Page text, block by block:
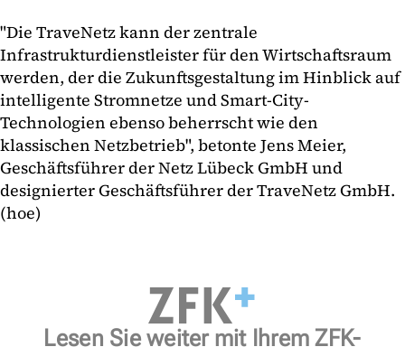
"Die TraveNetz kann der zentrale
Infrastrukturdienstleister für den Wirtschaftsraum
werden, der die Zukunftsgestaltung im Hinblick auf
intelligente Stromnetze und Smart-City-
Technologien ebenso beherrscht wie den
klassischen Netzbetrieb", betonte Jens Meier,
Geschäftsführer der Netz Lübeck GmbH und
designierter Geschäftsführer der TraveNetz GmbH.
(hoe)
Lesen Sie weiter mit Ihrem ZFK-